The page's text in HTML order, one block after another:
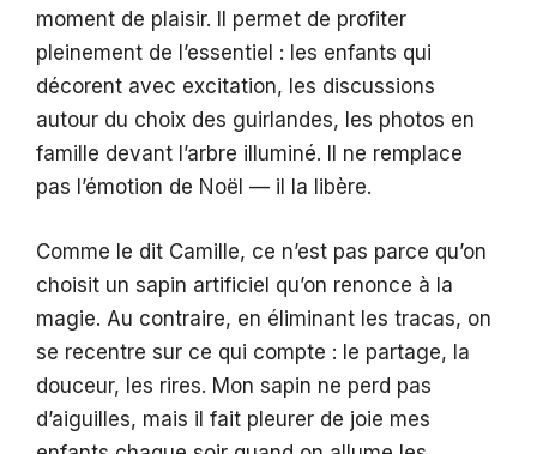
moment de plaisir. Il permet de profiter
pleinement de l’essentiel : les enfants qui
décorent avec excitation, les discussions
autour du choix des guirlandes, les photos en
famille devant l’arbre illuminé. Il ne remplace
pas l’émotion de Noël — il la libère.
Comme le dit Camille, ce n’est pas parce qu’on
choisit un sapin artificiel qu’on renonce à la
magie. Au contraire, en éliminant les tracas, on
se recentre sur ce qui compte : le partage, la
douceur, les rires. Mon sapin ne perd pas
d’aiguilles, mais il fait pleurer de joie mes